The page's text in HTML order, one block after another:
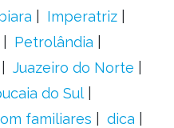
Imperatriz
Petrolândia
Juazeiro do Norte
do Sul
familiares
dica